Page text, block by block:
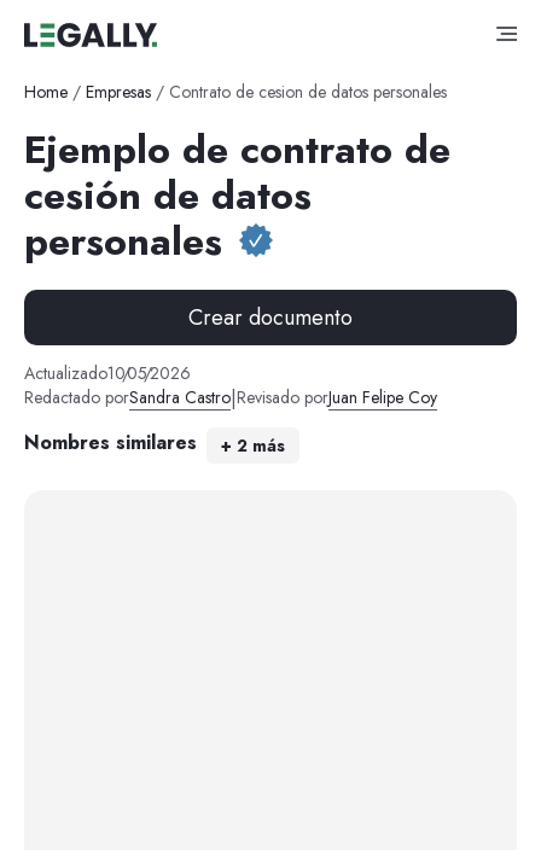
Home / Empresas / Contrato de cesion de datos personales
Ejemplo de contrato de
cesión de datos
personales
Crear documento
Actualizado10/05/2026
Redactado porSandra Castro|Revisado porJuan Felipe Coy
Nombres similares + 2 más